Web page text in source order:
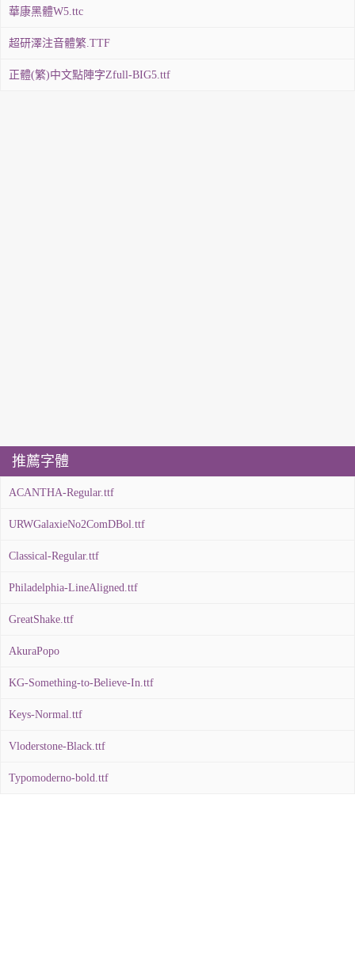
華康黑體W5.ttc
超研澤注音體繁.TTF
正體(繁)中文點陣字Zfull-BIG5.ttf
推薦字體
ACANTHA-Regular.ttf
URWGalaxieNo2ComDBol.ttf
Classical-Regular.ttf
Philadelphia-LineAligned.ttf
GreatShake.ttf
AkuraPopo
KG-Something-to-Believe-In.ttf
Keys-Normal.ttf
Vloderstone-Black.ttf
Typomoderno-bold.ttf